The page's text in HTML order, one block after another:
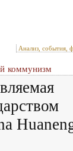
Анализ, события,
коммунизм